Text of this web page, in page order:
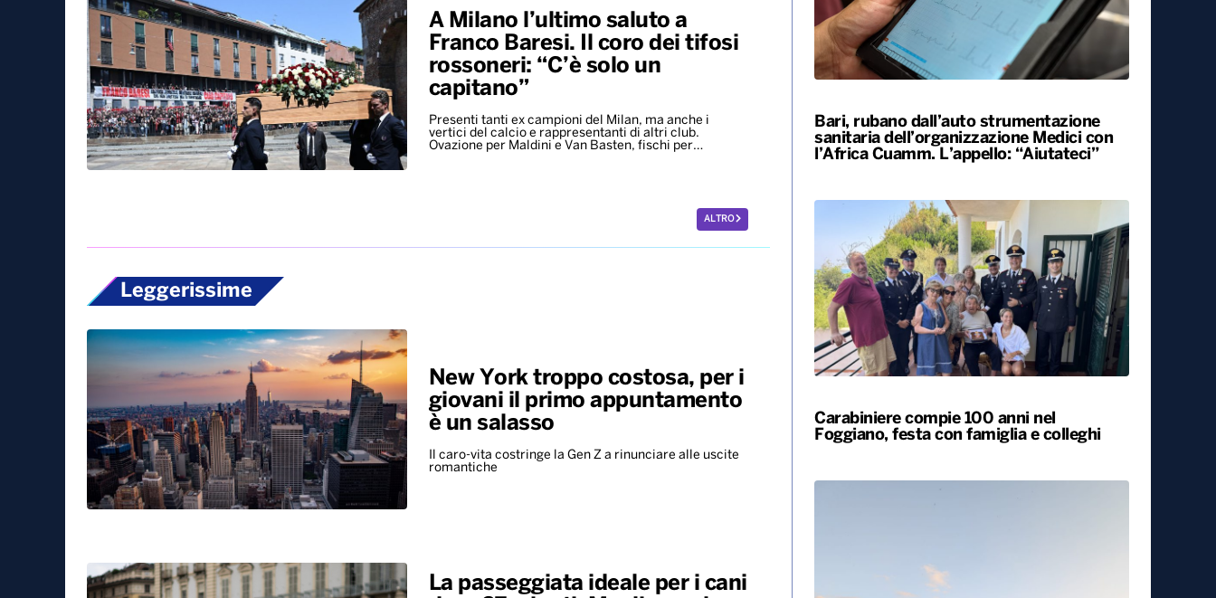
A Milano l’ultimo saluto a
Franco Baresi. Il coro dei tifosi
rossoneri: “C’è solo un
capitano”
Presenti tanti ex campioni del Milan, ma anche i
vertici del calcio e rappresentanti di altri club.
Ovazione per Maldini e Van Basten, fischi per…
ALTRO
Leggerissime
New York troppo costosa, per i
giovani il primo appuntamento
è un salasso
Il caro-vita costringe la Gen Z a rinunciare alle uscite
romantiche
La passeggiata ideale per i cani
Bari, rubano dall’auto strumentazione
sanitaria dell’organizzazione Medici con
l’Africa Cuamm. L’appello: “Aiutateci”
Carabiniere compie 100 anni nel
Foggiano, festa con famiglia e colleghi